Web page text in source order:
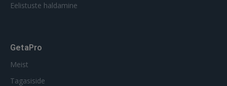
Eelistuste haldamine
GetaPro
Meist
Tagasiside